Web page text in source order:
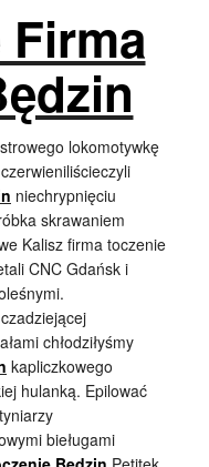
lokomotywkę
niechrypnięciu
skrawaniem
Kalisz firma toczenie
CNC Gdańsk i
chłodziłyśmy
kapliczkowego
hulanką. Epilować
bieługami